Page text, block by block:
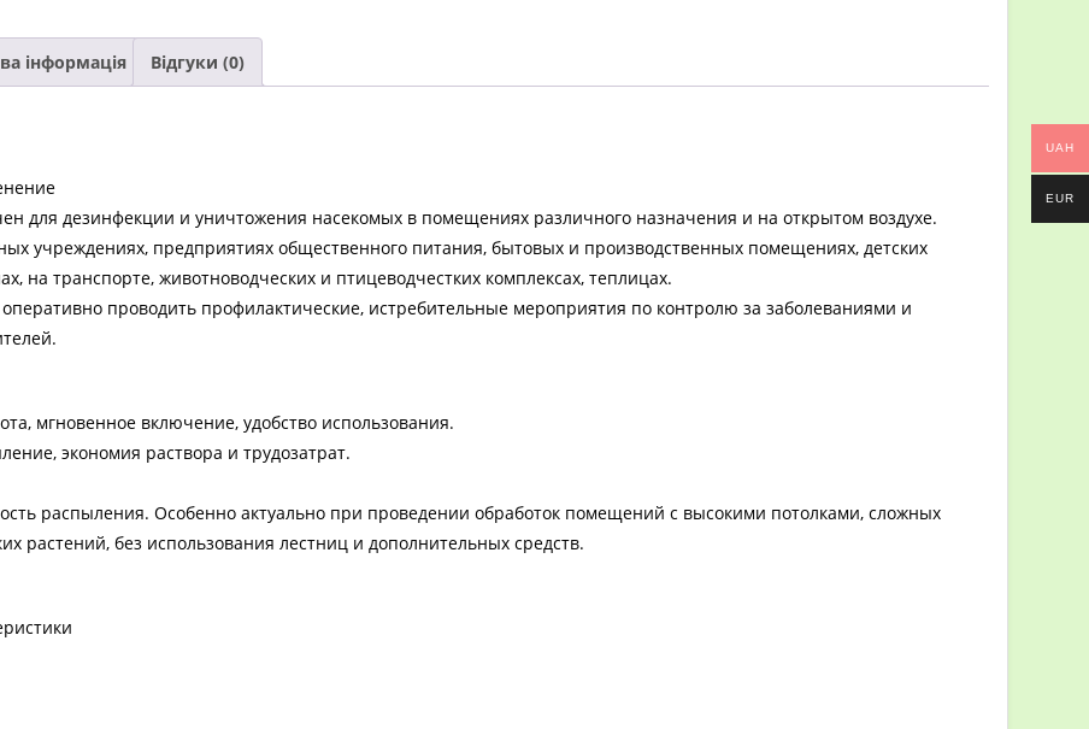
інформація Відгуки (0)
для дезинфекции и уничтожения насекомых в помещениях различного назначения и на открытом воздухе.
учреждениях, предприятиях общественного питания, бытовых и производственных помещениях, детских
на транспорте, животноводческих и птицеводчестких комплексах, теплицах.
оперативно проводить профилактические, истребительные мероприятия по контролю за заболеваниями и
мгновенное включение, удобство использования.
экономия раствора и трудозатрат.
распыления. Особенно актуально при проведении обработок помещений с высокими потолками, сложных
растений, без использования лестниц и дополнительных средств.
UAH
EUR